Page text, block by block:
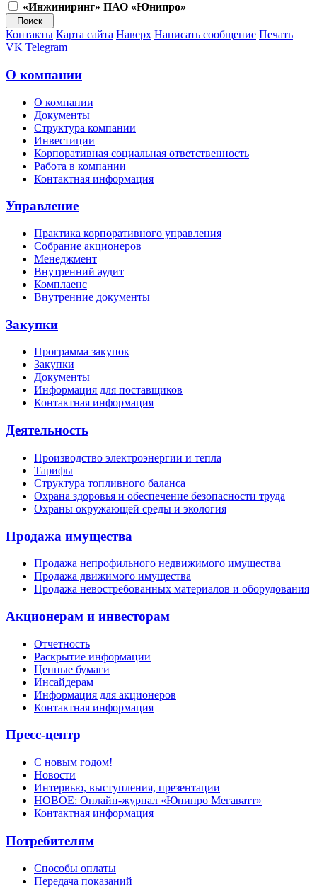
«Инжиниринг» ПАО «Юнипро»
Контакты Карта сайта Наверх Написать сообщение Печать
VK Telegram
О компании
О компании
Документы
Структура компании
Инвестиции
Корпоративная социальная ответственность
Работа в компании
Контактная информация
Управление
Практика корпоративного управления
Собрание акционеров
Менеджмент
Внутренний аудит
Комплаенс
Внутренние документы
Закупки
Программа закупок
Закупки
Документы
Информация для поставщиков
Контактная информация
Деятельность
Производство электроэнергии и тепла
Тарифы
Структура топливного баланса
Охрана здоровья и обеспечение безопасности труда
Охраны окружающей среды и экология
Продажа имущества
Продажа непрофильного недвижимого имущества
Продажа движимого имущества
Продажа невостребованных материалов и оборудования
Акционерам и инвесторам
Отчетность
Раскрытие информации
Ценные бумаги
Инсайдерам
Информация для акционеров
Контактная информация
Пресс-центр
С новым годом!
Новости
Интервью, выступления, презентации
НОВОЕ: Онлайн-журнал «Юнипро Мегаватт»
Контактная информация
Потребителям
Способы оплаты
Передача показаний